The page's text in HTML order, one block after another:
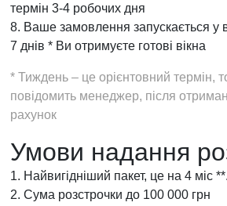
термін 3-4 робочих дня
8. Ваше замовлення запускається у
7 днів * Ви отримуєте готові вікна
* Тиждень – це орієнтовний термін,
повідомить менеджер, після
рахунок
Умови надання
1. Найвигідніший пакет, це на 4 міс **.
2. Сума розстрочки до 100 000 грн